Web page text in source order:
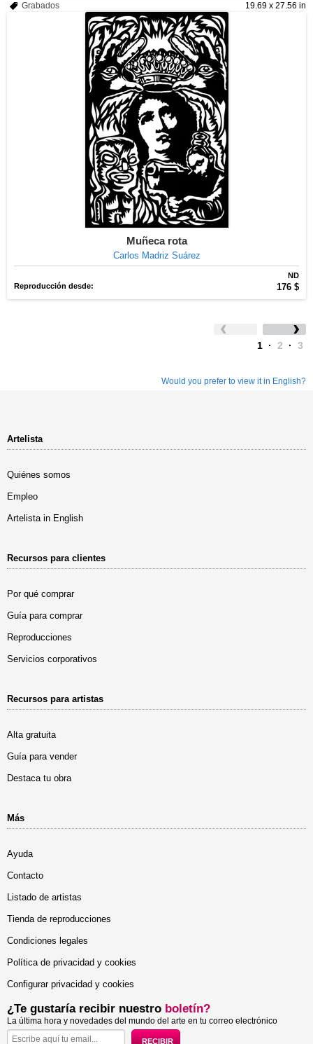
19.69 x 27.56 in
Grabados
Muñeca rota
Carlos Madriz Suárez
ND
Reproducción desde:
176 $
1 · 2 · 3
Would you prefer to view it in English?
Artelista
Quiénes somos
Empleo
Artelista in English
Recursos para clientes
Por qué comprar
Guía para comprar
Reproducciones
Servicios corporativos
Recursos para artistas
Alta gratuita
Guía para vender
Destaca tu obra
Más
Ayuda
Contacto
Listado de artistas
Tienda de reproducciones
Condiciones legales
Política de privacidad y cookies
Configurar privacidad y cookies
¿Te gustaría recibir nuestro boletín?
La última hora y novedades del mundo del arte en tu correo electrónico